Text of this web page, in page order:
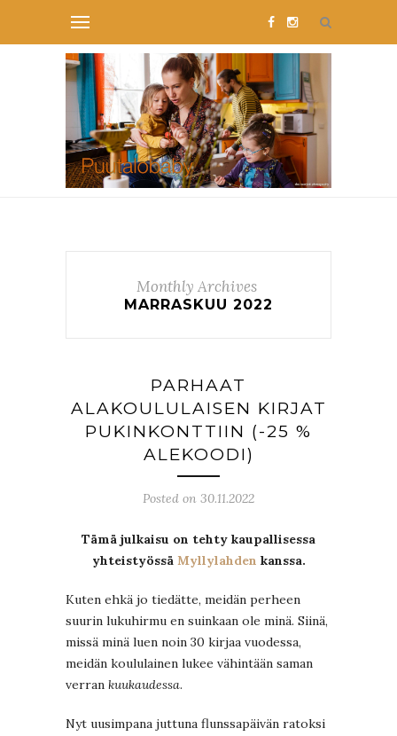
Monthly Archives
MARRASKUU 2022
PARHAAT
ALAKOULULAISEN KIRJAT
PUKINKONTTIIN (-25 %
ALEKOODI)
Posted on 30.11.2022
Tämä julkaisu on tehty kaupallisessa
yhteistyössä Myllylahden kanssa.
Kuten ehkä jo tiedätte, meidän perheen
suurin lukuhirmu en suinkaan ole minä. Siinä,
missä minä luen noin 30 kirjaa vuodessa,
meidän koululainen lukee vähintään saman
verran kuukaudessa.
Nyt uusimpana juttuna flunssapäivän ratoksi